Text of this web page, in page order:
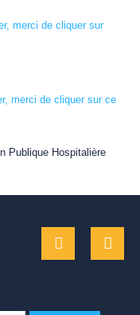
merci de cliquer sur
merci de cliquer sur ce
Publique Hospitalière